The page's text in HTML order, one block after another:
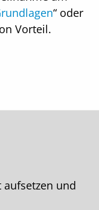
“ oder
Vorteil.
und